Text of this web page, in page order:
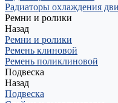
Радиаторы охлаждения
Ремни и ролики
Назад
Ремни и ролики
Ремень клиновой
Ремень поликлиновой
Подвеска
Назад
Подвеска